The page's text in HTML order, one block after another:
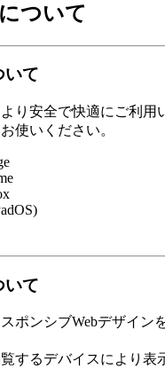
ついて
いて
り安全で快適にご利用
使いください。
いて
ポンシブWebデザイン
するデバイスにより表